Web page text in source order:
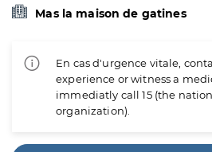
Mas la maison de gatines
En cas d'urgence vitale,
experience or witness a
immediatly call 15 (the
organization).